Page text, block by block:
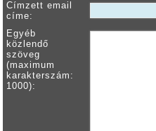
Címzett email
címe:
Egyéb
közlendő
szöveg
(maximum
karakterszám:
1000):